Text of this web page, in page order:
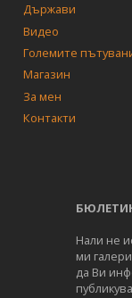
Държави
Видео
Големите
Магазин
За мен
Контакти
Нали не
ми
да Ви